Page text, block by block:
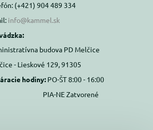
(+421) 904 489 334
info@kammel.sk
budova PD Melčice
- Lieskové 129, 91305
hodiny: PO-ŠT 8:00 - 16:00
NE Zatvorené